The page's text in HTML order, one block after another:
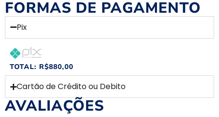
FORMAS DE PAGAMENTO
Pix
TOTAL: R$880,00
Cartão de Crédito ou Debito
AVALIAÇÕES